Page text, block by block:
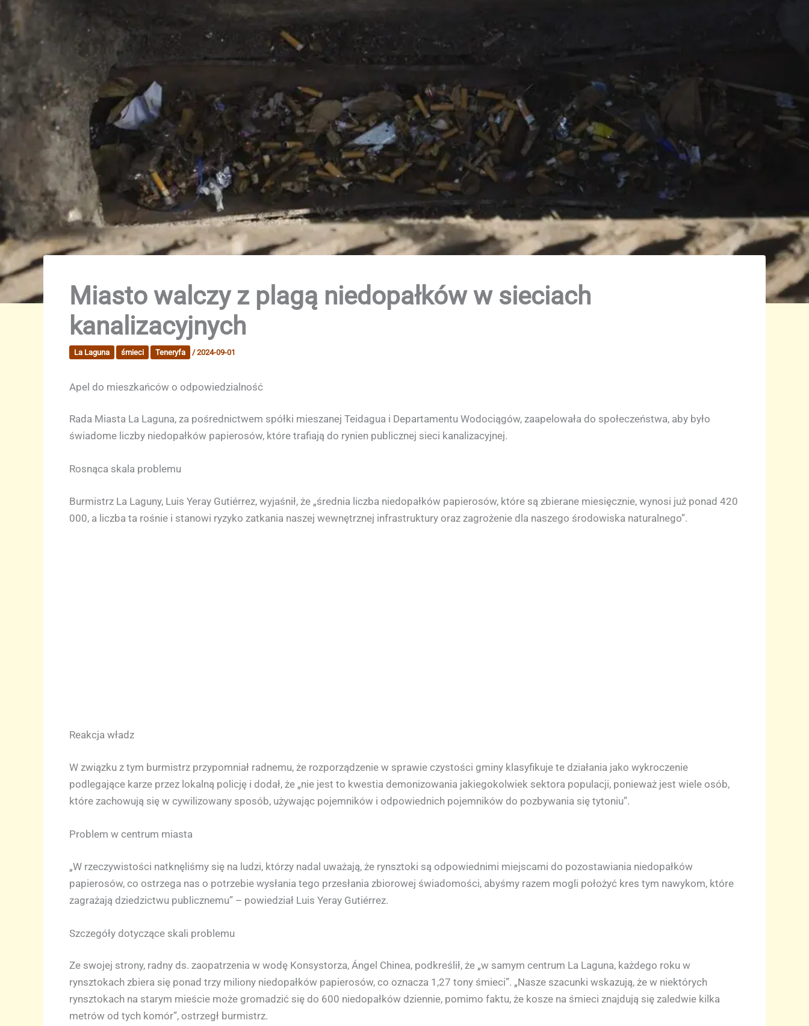
Miasto walczy z plagą niedopałków w sieciach
kanalizacyjnych
La Laguna śmieci Teneryfa /2024-09-01
Apel do mieszkańców o odpowiedzialność
Rada Miasta La Laguna, za pośrednictwem spółki mieszanej Teidagua i Departamentu Wodociągów, zaapelowała do społeczeństwa, aby było
świadome liczby niedopałków papierosów, które trafiają do rynien publicznej sieci kanalizacyjnej.
Rosnąca skala problemu
Burmistrz La Laguny, Luis Yeray Gutiérrez, wyjaśnił, że „średnia liczba niedopałków papierosów, które są zbierane miesięcznie, wynosi już ponad 420
000, a liczba ta rośnie i stanowi ryzyko zatkania naszej wewnętrznej infrastruktury oraz zagrożenie dla naszego środowiska naturalnego”.
Reakcja władz
W związku z tym burmistrz przypomniał radnemu, że rozporządzenie w sprawie czystości gminy klasyfikuje te działania jako wykroczenie
podlegające karze przez lokalną policję i dodał, że „nie jest to kwestia demonizowania jakiegokolwiek sektora populacji, ponieważ jest wiele osób,
które zachowują się w cywilizowany sposób, używając pojemników i odpowiednich pojemników do pozbywania się tytoniu”.
Problem w centrum miasta
„W rzeczywistości natknęliśmy się na ludzi, którzy nadal uważają, że rynsztoki są odpowiednimi miejscami do pozostawiania niedopałków
papierosów, co ostrzega nas o potrzebie wysłania tego przesłania zbiorowej świadomości, abyśmy razem mogli położyć kres tym nawykom, które
zagrażają dziedzictwu publicznemu” – powiedział Luis Yeray Gutiérrez.
Szczegóły dotyczące skali problemu
Ze swojej strony, radny ds. zaopatrzenia w wodę Konsystorza, Ángel Chinea, podkreślił, że „w samym centrum La Laguna, każdego roku w
rynsztokach zbiera się ponad trzy miliony niedopałków papierosów, co oznacza 1,27 tony śmieci”. „Nasze szacunki wskazują, że w niektórych
rynsztokach na starym mieście może gromadzić się do 600 niedopałków dziennie, pomimo faktu, że kosze na śmieci znajdują się zaledwie kilka
metrów od tych komór”, ostrzegł burmistrz.